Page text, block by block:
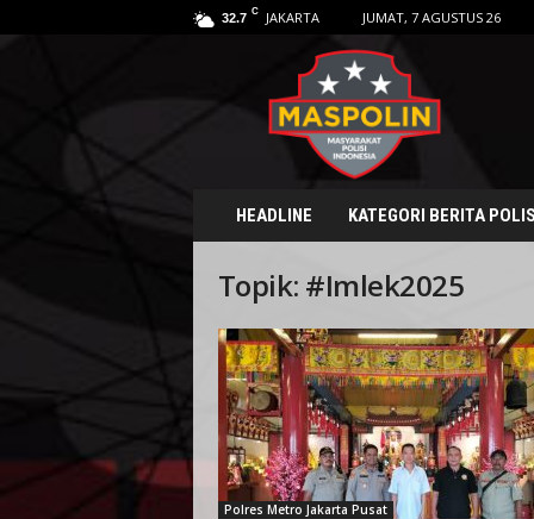
32.7 C JAKARTA JUMAT, 7 AGUSTUS 26
HEADLINE KATEGORI BERITA
Topik: #Imlek2025
Polres Metro Jakarta Pusat